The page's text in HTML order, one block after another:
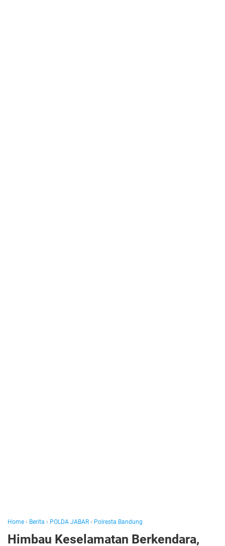
Home › Berita › POLDA JABAR › Polresta Bandung
Himbau Keselamatan Berkendara,